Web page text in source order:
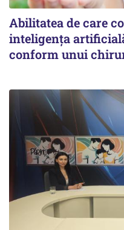
Abilitatea de care
inteligența
conform unui